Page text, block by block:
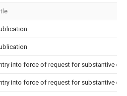
into force of request for substantive
into force of request for substantive